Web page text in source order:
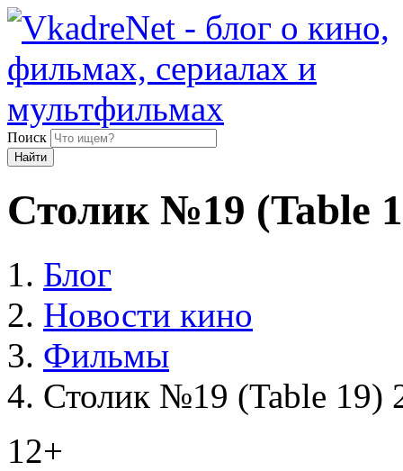
Поиск
Найти
Столик №19 (Table
Блог
Новости кино
Фильмы
Столик №19 (Table 19)
12+